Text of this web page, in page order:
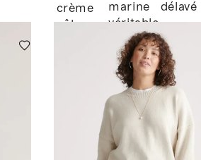
crème
pâle
marine
véritable
délavé